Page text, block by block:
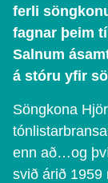
ferli
fagnar þeim
Salnum
á stóru yfir
Söngkona
enn að…og
svið árið 1959